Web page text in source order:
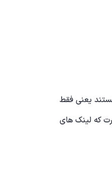
یعنی فقط
که لینک های